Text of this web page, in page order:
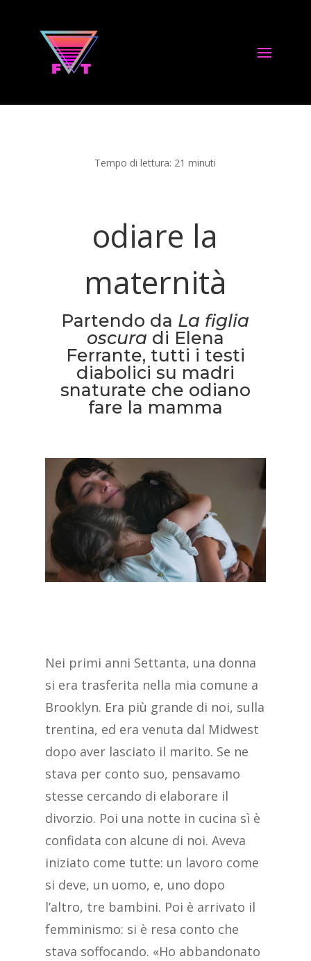
Tempo di lettura: 21 minuti
odiare la
maternità
Partendo da La figlia
oscura di Elena
Ferrante, tutti i testi
diabolici su madri
snaturate che odiano
fare la mamma
Nei primi anni Settanta, una donna
si era trasferita nella mia comune a
Brooklyn. Era più grande di noi, sulla
trentina, ed era venuta dal Midwest
dopo aver lasciato il marito. Se ne
stava per conto suo, pensavamo
stesse cercando di elaborare il
divorzio. Poi una notte in cucina sì è
confidata con alcune di noi. Aveva
iniziato come tutte: un lavoro come
si deve, un uomo, e, uno dopo
l’altro, tre bambini. Poi è arrivato il
femminismo: si è resa conto che
stava soffocando. «Ho abbandonato